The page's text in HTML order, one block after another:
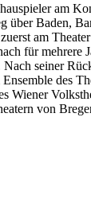
am
über Baden,
am
für mehrere
seiner
des
Wiener
von